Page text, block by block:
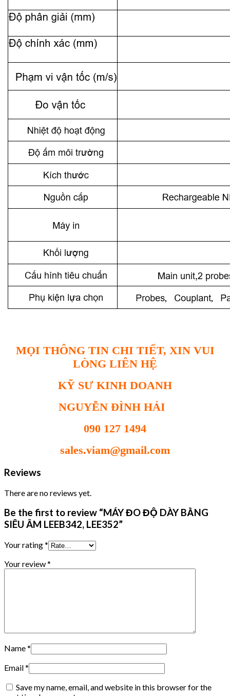
MỌI THÔNG TIN CHI TIẾT, XIN VUI
LÒNG LIÊN HỆ
KỸ SƯ KINH DOANH
NGUYỄN ĐÌNH HẢI
090 127 1494
sales.viam@gmail.com
Reviews
There are no reviews yet.
Be the first to review “MÁY ĐO ĐỘ DÀY BẰNG
SIÊU ÂM LEEB342, LEE352”
Your rating*
Your review*
Name*
Email*
Save my name, email, and website in this browser for the